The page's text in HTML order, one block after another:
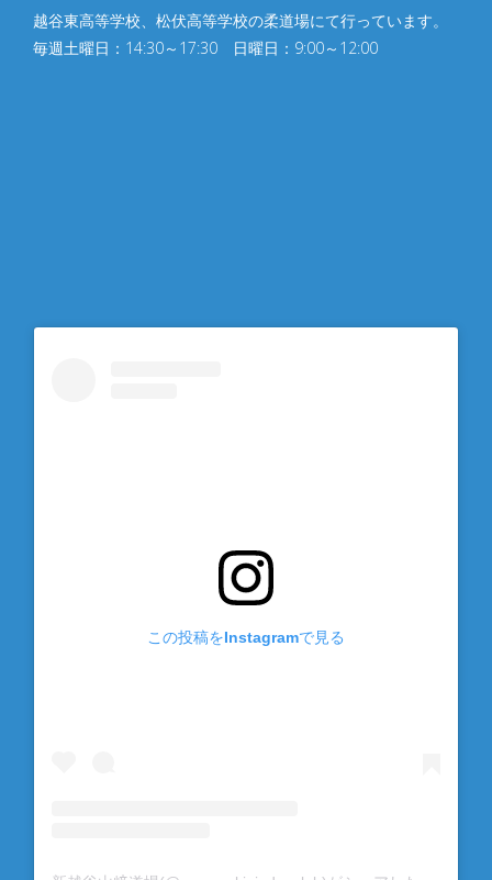
越谷東高等学校、松伏⾼等学校の柔道場にて行っています。
毎週土曜日：14:30～17:30 日曜日：9:00～12:00
この投稿をInstagramで見る